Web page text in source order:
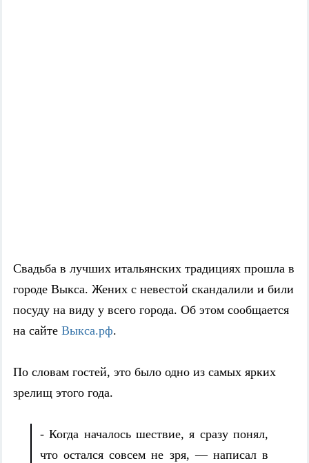
Свадьба в лучших итальянских традициях прошла в
городе Выкса. Жених с невестой скандалили и били
посуду на виду у всего города. Об этом сообщается
на сайте Выкса.рф.
По словам гостей, это было одно из самых ярких
зрелищ этого года.
- Когда началось шествие, я сразу понял,
что остался совсем не зря, — написал в